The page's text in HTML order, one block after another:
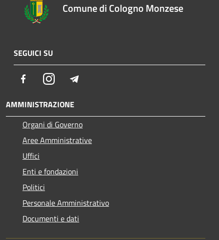
Comune di Cologno Monzese
SEGUICI SU
FacebookInstagram
AMMINISTRAZIONE
Organi di Governo
Aree Amministrative
Uffici
Enti e fondazioni
Politici
Personale Amministrativo
Documenti e dati